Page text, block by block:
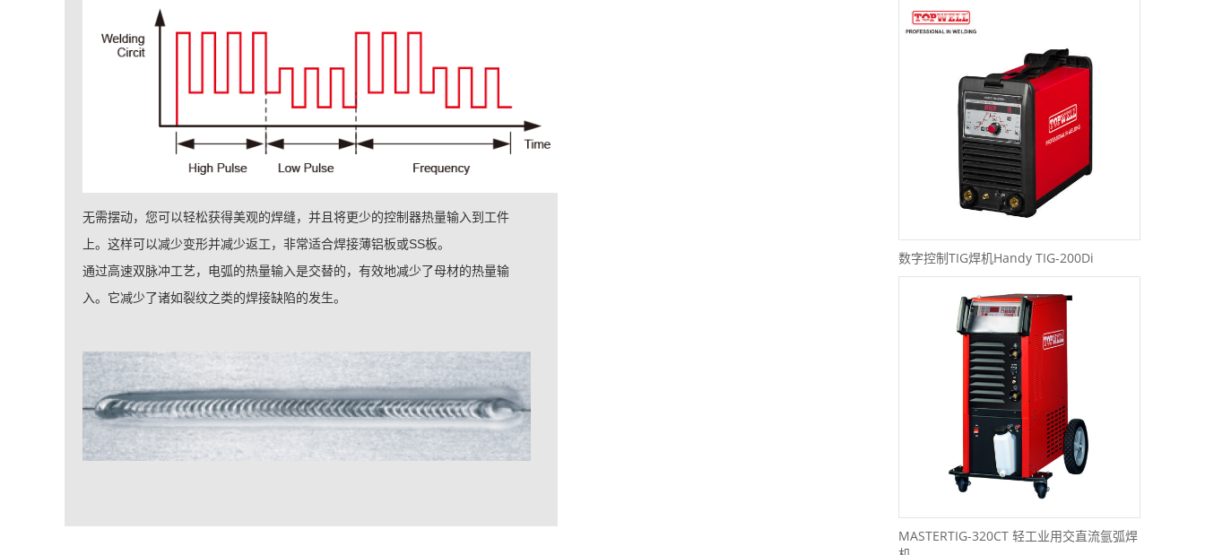
无需摆动，您可以轻松获得美观的焊缝，并且将更少的控制器热量输入到工件
上。这样可以减少变形并减少返工，非常适合焊接薄铝板或SS板。
通过高速双脉冲工艺，电弧的热量输入是交替的，有效地减少了母材的热量输
入。它减少了诸如裂纹之类的焊接缺陷的发生。
数字控制TIG焊机Handy TIG-200Di
MASTERTIG-320CT 轻工业用交直流氩弧焊